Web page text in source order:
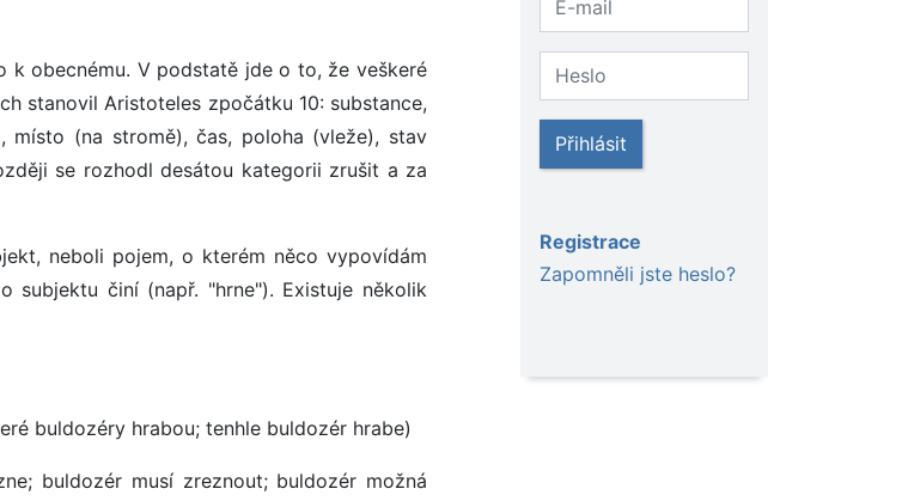
k obecnému. V podstatě jde o to, že veškeré
stanovil Aristoteles zpočátku 10: substance,
místo (na stromě), čas, poloha (vleže), stav
se rozhodl desátou kategorii zrušit a za
neboli pojem, o kterém něco vypovídám
subjektu činí (např. "hrne"). Existuje několik
buldozéry hrabou; tenhle buldozér hrabe)
buldozér musí zreznout; buldozér možná
Přihlásit
Registrace
Zapomněli jste heslo?